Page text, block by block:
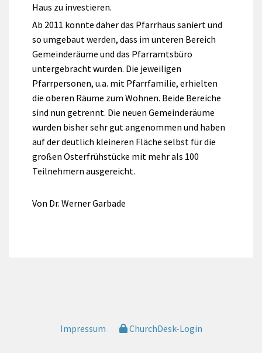
Haus zu investieren.
Ab 2011 konnte daher das Pfarrhaus saniert und
so umgebaut werden, dass im unteren Bereich
Gemeinderäume und das Pfarramtsbüro
untergebracht wurden. Die jeweiligen
Pfarrpersonen, u.a. mit Pfarrfamilie, erhielten
die oberen Räume zum Wohnen. Beide Bereiche
sind nun getrennt. Die neuen Gemeinderäume
wurden bisher sehr gut angenommen und haben
auf der deutlich kleineren Fläche selbst für die
großen Osterfrühstücke mit mehr als 100
Teilnehmern ausgereicht.
Von Dr. Werner Garbade
Impressum ChurchDesk-Login